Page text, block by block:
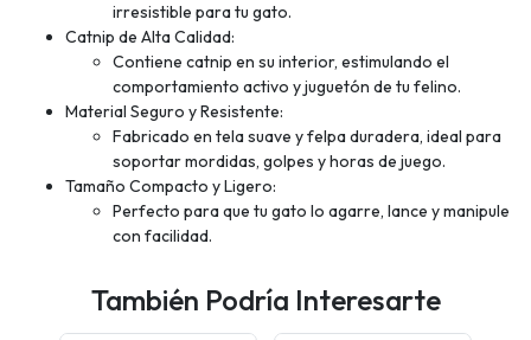
irresistible para tu gato.
Catnip de Alta Calidad:
Contiene catnip en su interior, estimulando el
comportamiento activo y juguetón de tu felino.
Material Seguro y Resistente:
Fabricado en tela suave y felpa duradera, ideal para
soportar mordidas, golpes y horas de juego.
Tamaño Compacto y Ligero:
Perfecto para que tu gato lo agarre, lance y manipule
con facilidad.
También Podría Interesarte